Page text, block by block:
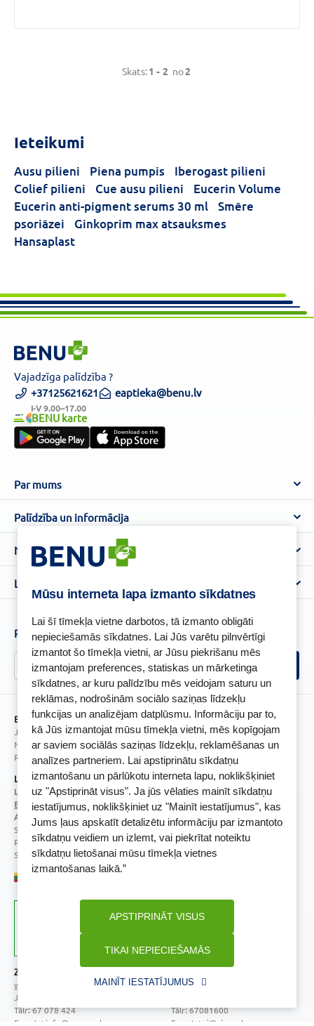
Mūsu interneta lapa izmanto sīkdatnes
Lai šī tīmekļa vietne darbotos, tā izmanto obligāti
nepieciešamās sīkdatnes. Lai Jūs varētu pilnvērtīgi
izmantot šo tīmekļa vietni, ar Jūsu piekrišanu mēs
izmantojam preferences, statiskas un mārketinga
sīkdatnes, ar kuru palīdzību mēs veidojam saturu un
reklāmas, nodrošinām sociālo saziņas līdzekļu
funkcijas un analizējam datplūsmu. Informāciju par to,
kā Jūs izmantojat mūsu tīmekļa vietni, mēs kopīgojam
ar saviem sociālās saziņas līdzekļu, reklamēšanas un
analīzes partneriem. Lai apstiprinātu sīkdatņu
izmantošanu un pārlūkotu interneta lapu, noklikšķiniet
uz "Apstiprināt visus". Ja jūs vēlaties mainīt sīkdatņu
iestatījumus, noklikšķiniet uz "Mainīt iestatījumus", kas
Jums ļaus apskatīt detalizētu informāciju par izmantoto
sīkdatņu veidiem un izlemt, vai piekrītat noteiktu
sīkdatņu lietošanai mūsu tīmekļa vietnes
izmantošanas laikā.”
TIKAI NEPIECIEŠAMĀS
APSTIPRINĀT VISUS
MAINĪT IESTATĪJUMUS
Skats:1 - 2 no2
Ieteikumi
Ausu pilieni Piena pumpis
Iberogast pilieni
Colief pilieni
Cue ausu pilieni
Eucerin Volume
Eucerin anti-pigment serums 30 ml
Smēre
psoriāzei
Ginkoprim max atsauksmes
Hansaplast
Vajadzīga palīdzība ?
+37125621621
I-V 9.00–17.00
eaptieka@benu.lv
BENU karte
Par mums
Par BENU
Benu Blogs
Aptiekas
Palīdzība un informācija
BENU Aptieka kontakti
Piegāde
Biežāk uzdotie jautājumi
Noteikumi
Lietošanas noteikumi
Atteikuma tiesību veidlapa
Privātuma politika
Sīkfailu politika
Videonovērošanas politika
Lojalitātes programma
Senioru priekšrocības
Īpašās priekšrocības
BENU lietotne
BENU lojalitātes programmas noteikumi
Piesakies un esi pirmais, kas uzzina BENU jaunumus!
BENU Aptieka Latvija, SIA
Juridiskā adrese / Faktiskā adrese:
Noliktavu iela 5, Dreiliņi, Stopiņu novads, LV-2130
Reģistrācijas Nr.: 40003252167
Licence
Licences numurs:A00010
E-aptiekas kontakti
Aptiekas vadītāja:
Sertificēta farmaceite: Jeļena Gončarova
Reģistrācijas Nr.: F-0834
Sertifikāta Nr.: 092.2020
Zāļu valsts aģentūra
www.zva.gov.lv
Jersikas iela 15, Rīga
Tālr: 67 078 424
E-pasts: info@zva.gov.lv
www.vi.gov.lv
Tālr: 67081600
E-pasts: vi@vi.gov.lv